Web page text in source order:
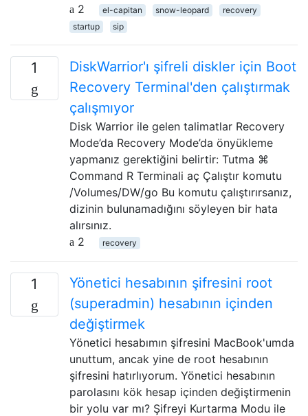
2
el-capitan snow-leopard
recovery
startup
sip
1
DiskWarrior'ı şifreli diskler için Boot
Recovery Terminal'den çalıştırmak
çalışmıyor
Disk Warrior ile gelen talimatlar Recovery
Mode’da Recovery Mode’da önyükleme
yapmanız gerektiğini belirtir: Tutma ⌘
Command R Terminali aç Çalıştır komutu
/Volumes/DW/go Bu komutu çalıştırırsanız,
dizinin bulunamadığını söyleyen bir hata
alırsınız.
2
recovery
1
Yönetici hesabının şifresini root
(superadmin) hesabının içinden
değiştirmek
Yönetici hesabımın şifresini MacBook'umda
unuttum, ancak yine de root hesabının
şifresini hatırlıyorum. Yönetici hesabının
parolasını kök hesap içinden değiştirmenin
bir yolu var mı? Şifreyi Kurtarma Modu ile